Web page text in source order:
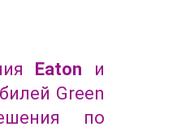
Eaton и
Green
по